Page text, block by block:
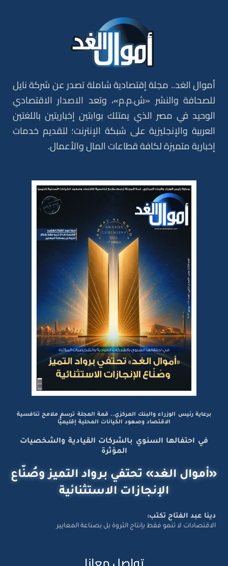
أموال الغد.. مجلة إقتصادية شاملة تصدر عن شركة نايل
للصحافة والنشر «ش.م.م»، وتعد الاصدار الاقتصادي
الوحيد في مصر الذي يمتلك بوابتين إخباريتين باللغتين
العربية والإنجليزية على شبكة الإنترنت؛ لتقديم خدمات
إخبارية متميزة لكافة قطاعات المال والأعمال.
برعاية رئيس الوزراء والبنك المركزي.. قمة المجلة ترسم ملامح تنافسية
الاقتصاد وصعود الكيانات المحلية إقليميًّا
في احتفالها السنوي بالشركات القيادية والشخصيات
المؤثرة
«أموال الغد» تحتفي برواد التميز وصُنّاع
الإنجازات الاستثنائية
دينا عبد الفتاح تكتب:
الاقتصادات لا تنمو فقط بإنتاج الثروة بل بصناعة المعايير